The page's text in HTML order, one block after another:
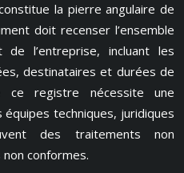
la pierre angulaire de
doit recenser l’ensemble
l’entreprise, incluant les
destinataires et durées de
ce registre nécessite une
techniques, juridiques
des traitements non
conformes.